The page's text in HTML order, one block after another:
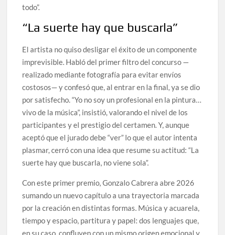
todo”.
“La suerte hay que buscarla”
El artista no quiso desligar el éxito de un componente
imprevisible. Habló del primer filtro del concurso —
realizado mediante fotografía para evitar envíos
costosos— y confesó que, al entrar en la final, ya se dio
por satisfecho. “Yo no soy un profesional en la pintura…
vivo de la música”, insistió, valorando el nivel de los
participantes y el prestigio del certamen. Y, aunque
aceptó que el jurado debe “ver” lo que el autor intenta
plasmar, cerró con una idea que resume su actitud: “La
suerte hay que buscarla, no viene sola”.
Con este primer premio, Gonzalo Cabrera abre 2026
sumando un nuevo capítulo a una trayectoria marcada
por la creación en distintas formas. Música y acuarela,
tiempo y espacio, partitura y papel: dos lenguajes que,
en su caso, confluyen con un mismo origen emocional y